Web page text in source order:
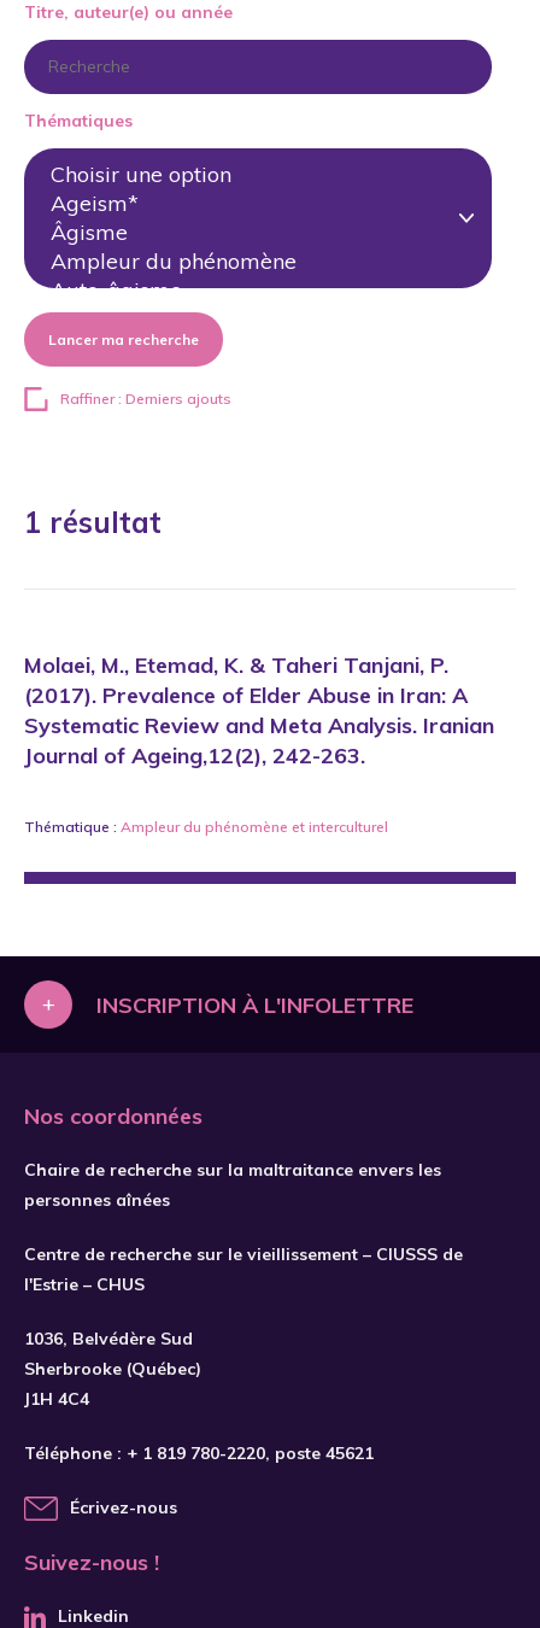
Titre, auteur(e) ou année
Thématiques
Lancer ma recherche
Raffiner : Derniers ajouts
1 résultat
Molaei, M., Etemad, K. & Taheri Tanjani, P.
(2017). Prevalence of Elder Abuse in Iran: A
Systematic Review and Meta Analysis. Iranian
Journal of Ageing,12(2), 242-263.
Thématique : Ampleur du phénomène et interculturel
+ INSCRIPTION À L'INFOLETTRE
Nos coordonnées
Chaire de recherche sur la maltraitance envers les
personnes aînées
Centre de recherche sur le vieillissement – CIUSSS de
l'Estrie – CHUS
1036, Belvédère Sud
Sherbrooke (Québec)
J1H 4C4
Téléphone : + 1 819 780-2220, poste 45621
Écrivez-nous
Suivez-nous !
Linkedin